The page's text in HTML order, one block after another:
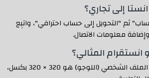
إلى تجاري؟
ثم "التحويل إلى حساب احترافي"، واتبِع
وإضافة معلومات الاتصال.
المثالي؟
المقاس المثالي لصورة الملف الشخصي (اللوجو) هو 320 × 320 بكسل،